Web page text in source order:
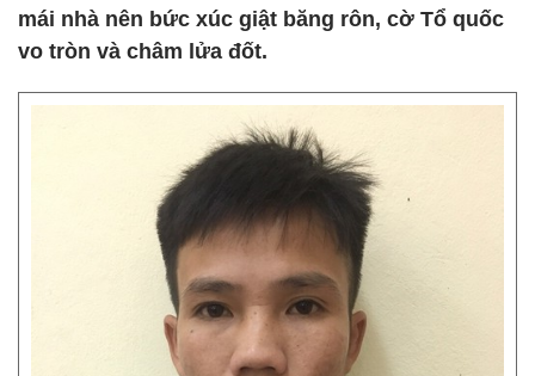
mái nhà nên bức xúc giật băng rôn, cờ Tổ quốc
vo tròn và châm lửa đốt.